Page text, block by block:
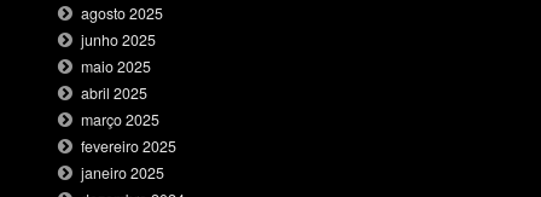
agosto 2025
junho 2025
maio 2025
abril 2025
março 2025
fevereiro 2025
janeiro 2025